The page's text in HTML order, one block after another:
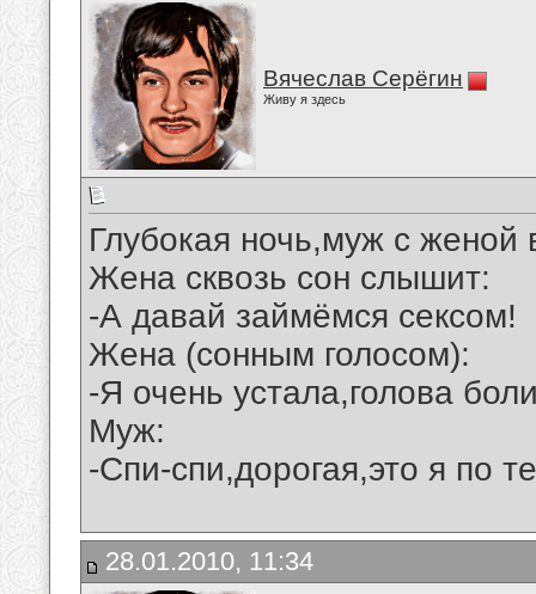
Вячеслав Серёгин
Живу я здесь
Глубокая ночь,муж с женой
Жена сквозь сон слышит:
-А давай займёмся сексом!
Жена (сонным голосом):
-Я очень устала,голова
Муж:
-Спи-спи,дорогая,это я по
28.01.2010, 11:34